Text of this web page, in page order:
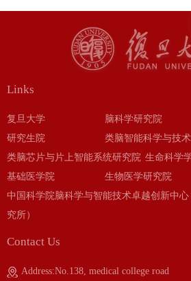
Links
复旦大学 脑科学研究院
研究生院
类脑智能科学与技
类脑芯片与片上智能系统研究院 生命科学
基础医学院
生物医学研究院
中国科学院脑科学与智能技术卓越创新中
究所）
Contact Us
Address:No.138, medical college road